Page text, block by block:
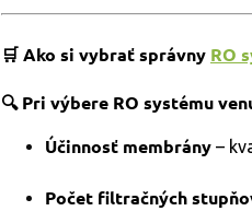
🛒 Ako si vybrať správny RO
🔍 Pri výbere RO systému
Účinnosť membrány –
Počet filtračných